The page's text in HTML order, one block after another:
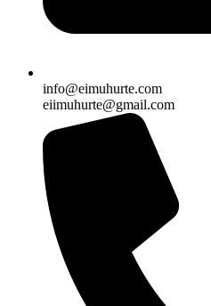
info@eimuhurte.com
eiimuhurte@gmail.com